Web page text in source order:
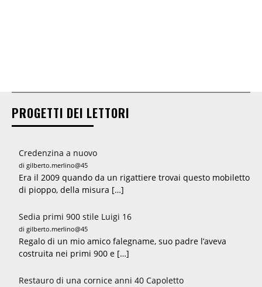
PROGETTI DEI LETTORI
Credenzina a nuovo
di gilberto.merlino@45
Era il 2009 quando da un rigattiere trovai questo mobiletto
di pioppo, della misura […]
Sedia primi 900 stile Luigi 16
di gilberto.merlino@45
Regalo di un mio amico falegname, suo padre l’aveva
costruita nei primi 900 e […]
Restauro di una cornice anni 40 Capoletto